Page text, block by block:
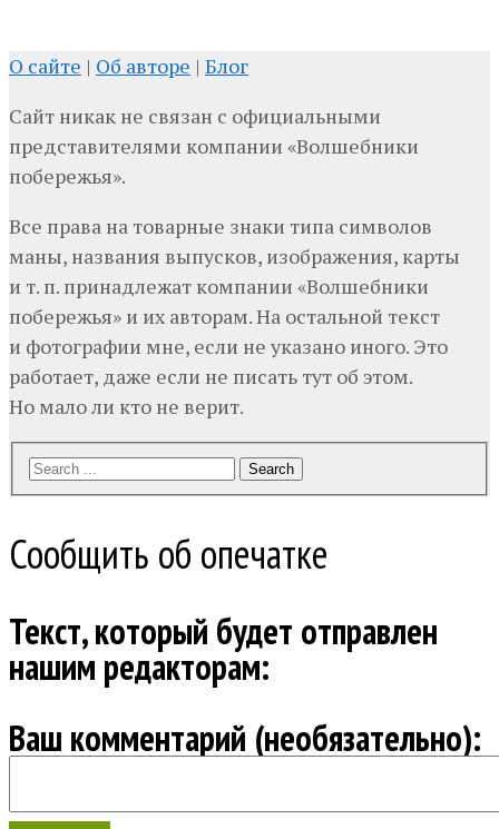
О сайте | Об авторе | Блог
Сайт никак не связан с официальными
представителями компании «Волшебники
побережья».
Все права на товарные знаки типа символов
маны, названия выпусков, изображения, карты
и т. п. принадлежат компании «Волшебники
побережья» и их авторам. На остальной текст
и фотографии мне, если не указано иного. Это
работает, даже если не писать тут об этом.
Но мало ли кто не верит.
Search
Сообщить об опечатке
Текст, который будет отправлен
нашим редакторам:
Ваш комментарий (необязательно):